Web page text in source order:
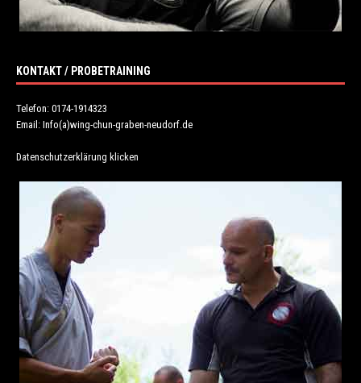
KONTAKT / PROBETRAINING
Telefon: 0174-1914323
Email: Info(a)wing-chun-graben-neudorf.de
Datenschutzerklärung klicken